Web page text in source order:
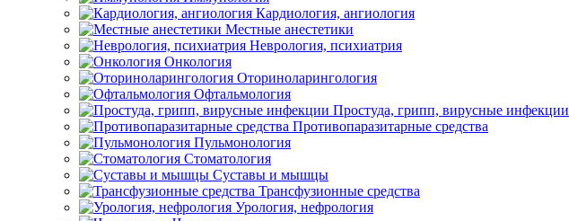
Кардиология, ангиология
Местные анестетики
Неврология, психиатрия
Онкология
Оториноларингология
Офтальмология
Простуда, грипп, вирусные инфекции
Противопаразитарные средства
Пульмонология
Стоматология
Суставы и мышцы
Трансфузионные средства
Урология, нефрология